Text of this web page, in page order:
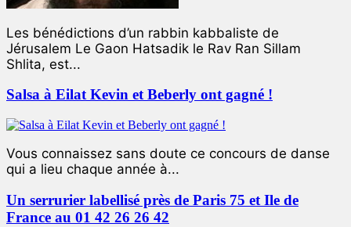
Les bénédictions d’un rabbin kabbaliste de
Jérusalem Le Gaon Hatsadik le Rav Ran Sillam
Shlita, est...
Salsa à Eilat Kevin et Beberly ont gagné !
Vous connaissez sans doute ce concours de danse
qui a lieu chaque année à...
Un serrurier labellisé près de Paris 75 et Ile de
France au 01 42 26 26 42